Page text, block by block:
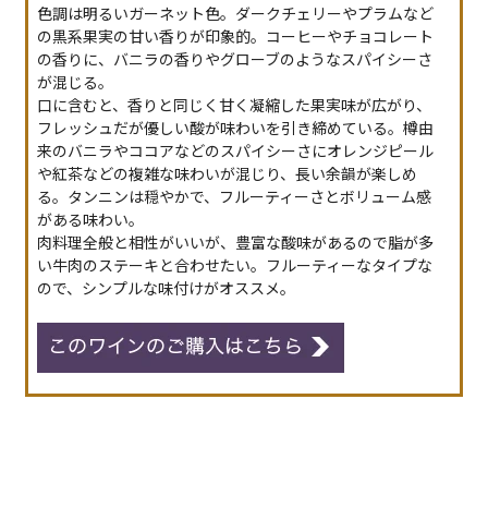
色調は明るいガーネット色。ダークチェリーやプラムなど
の黒系果実の甘い香りが印象的。コーヒーやチョコレート
の香りに、バニラの香りやグローブのようなスパイシーさ
が混じる。
口に含むと、香りと同じく甘く凝縮した果実味が広がり、
フレッシュだが優しい酸が味わいを引き締めている。樽由
来のバニラやココアなどのスパイシーさにオレンジピール
や紅茶などの複雑な味わいが混じり、長い余韻が楽しめ
る。タンニンは穏やかで、フルーティーさとボリューム感
がある味わい。
肉料理全般と相性がいいが、豊富な酸味があるので脂が多
い牛肉のステーキと合わせたい。フルーティーなタイプな
ので、シンプルな味付けがオススメ。